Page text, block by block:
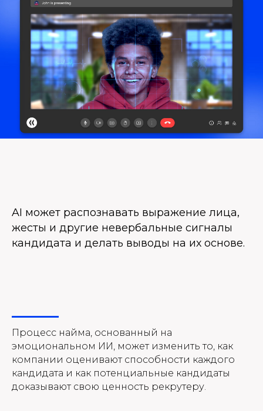
AI может распознавать выражение лица,
жесты и другие невербальные сигналы
кандидата и делать выводы на их основе.
Процесс найма, основанный на
эмоциональном ИИ, может изменить то, как
компании оценивают способности каждого
кандидата и как потенциальные кандидаты
доказывают свою ценность рекрутеру.